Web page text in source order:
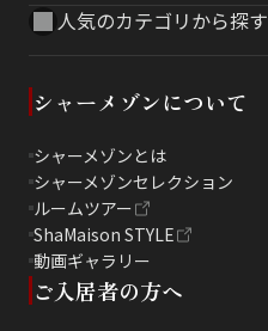
人気のカテゴリから探す
シャーメゾンについて
シャーメゾンとは
シャーメゾンセレクション
ルームツアー
ShaMaison STYLE
動画ギャラリー
ご入居者の方へ